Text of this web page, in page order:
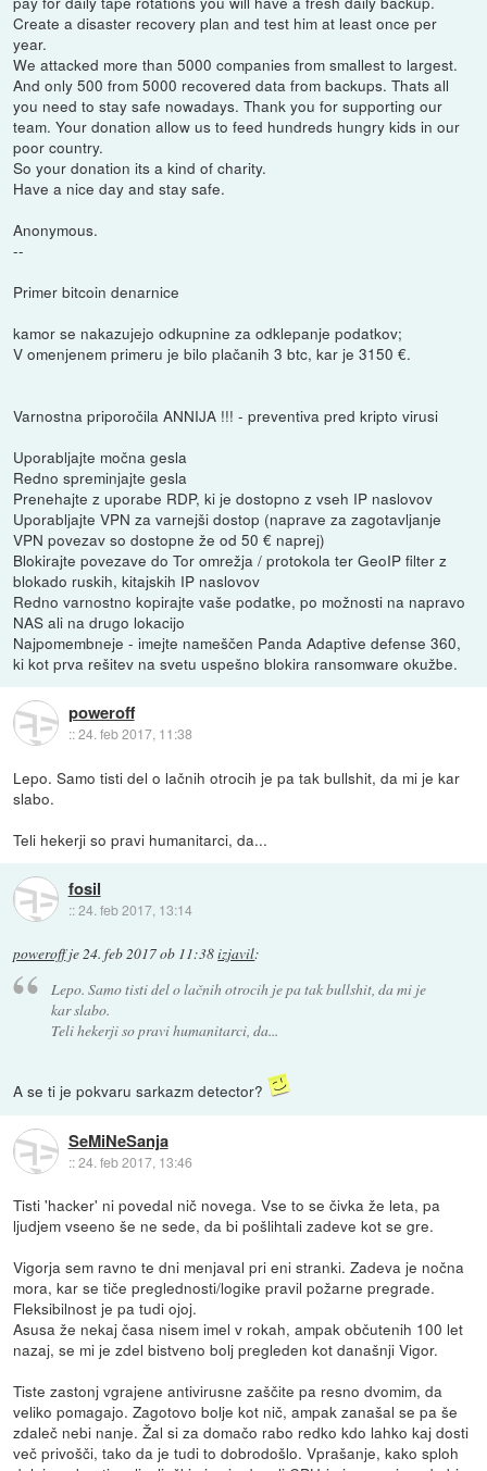
Create a disaster recovery plan and test him at least once per
year.
We attacked more than 5000 companies from smallest to largest.
And only 500 from 5000 recovered data from backups. Thats all
you need to stay safe nowadays. Thank you for supporting our
team. Your donation allow us to feed hundreds hungry kids in our
poor country.
So your donation its a kind of charity.
Have a nice day and stay safe.
Anonymous.
--
Primer bitcoin denarnice
kamor se nakazujejo odkupnine za odklepanje podatkov;
V omenjenem primeru je bilo plačanih 3 btc, kar je 3150 €.
Varnostna priporočila ANNIJA !!! - preventiva pred kripto virusi
Uporabljajte močna gesla
Redno spreminjajte gesla
Prenehajte z uporabe RDP, ki je dostopno z vseh IP naslovov
Uporabljajte VPN za varnejši dostop (naprave za zagotavljanje
VPN povezav so dostopne že od 50 € naprej)
Blokirajte povezave do Tor omrežja / protokola ter GeoIP filter z
blokado ruskih, kitajskih IP naslovov
Redno varnostno kopirajte vaše podatke, po možnosti na napravo
NAS ali na drugo lokacijo
Najpomembneje - imejte nameščen Panda Adaptive defense 360,
ki kot prva rešitev na svetu uspešno blokira ransomware okužbe.
poweroff
::24. feb 2017, 11:38
Lepo. Samo tisti del o lačnih otrocih je pa tak bullshit, da mi je kar
slabo.
Teli hekerji so pravi humanitarci, da...
fosil
::24. feb 2017, 13:14
poweroffje24. feb 2017 ob 11:38izjavil:
Lepo. Samo tisti del o lačnih otrocih je pa tak bullshit, da mi je
kar slabo.
Teli hekerji so pravi humanitarci, da...
A se ti je pokvaru sarkazm detector?
SeMiNeSanja
::24. feb 2017, 13:46
Tisti 'hacker' ni povedal nič novega. Vse to se čivka že leta, pa
ljudjem vseeno še ne sede, da bi pošlihtali zadeve kot se gre.
Vigorja sem ravno te dni menjaval pri eni stranki. Zadeva je nočna
mora, kar se tiče preglednosti/logike pravil požarne pregrade.
Fleksibilnost je pa tudi ojoj.
Asusa že nekaj časa nisem imel v rokah, ampak občutenih 100 let
nazaj, se mi je zdel bistveno bolj pregleden kot današnji Vigor.
Tiste zastonj vgrajene antivirusne zaščite pa resno dvomim, da
veliko pomagajo. Zagotovo bolje kot nič, ampak zanašal se pa še
zdaleč nebi nanje. Žal si za domačo rabo redko kdo lahko kaj dosti
več privošči, tako da je tudi to dobrodošlo. Vprašanje, kako sploh